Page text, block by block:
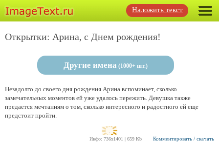
Наложить текст
Открытки: Арина, с Днем рождения!
Другие имена (1000+ шт.)
Незадолго до своего дня рождения Арина вспоминает, сколько
замечательных моментов ей уже удалось пережить. Девушка также
предается мечтаниям о том, сколько интересного и радостного ей еще
предстоит пройти.
Инфо: 736х1401 | 659 Kb Комментировать / скачать